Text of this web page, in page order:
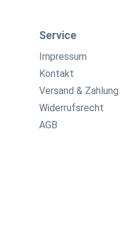
Service
Impressum
Kontakt
Versand & Zahlung
Widerrufsrecht
AGB